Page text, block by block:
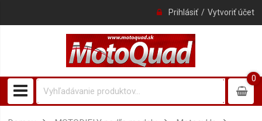
Prihlásiť Vytvoriť účet
0
0item